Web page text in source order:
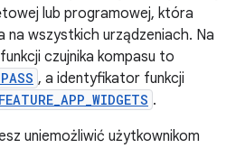
lub programowej, która
na wszystkich urządzeniach. Na
czujnika kompasu to
, a identyfikator funkcji
FEATURE_APP_WIDGETS .
uniemożliwić użytkownikom